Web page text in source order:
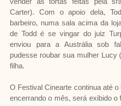
Carter). Com o apoio dela,
barbeiro, numa sala acima da
de Todd é se vingar do juiz
enviou para a Austrália sob
pudesse roubar sua mulher Lucy
filha.
O Festival Cinearte continua até
encerrando o mês, será exibido o